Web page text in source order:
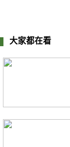
大家都在看